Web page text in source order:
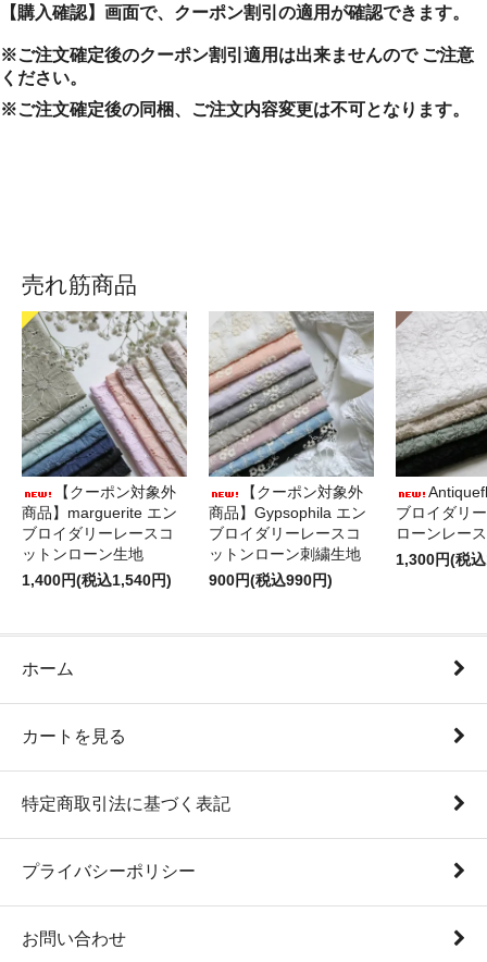
【購入確認】画面で、クーポン割引の適用が確認できます。
※ご注文確定後のクーポン割引適用は出来ませんので ご注意
ください。
※ご注文確定後の同梱、ご注文内容変更は不可となります。
売れ筋商品
【クーポン対象外
商品】marguerite エン
ブロイダリーレースコ
ットンローン生地
1,400円(税込1,540円)
【クーポン対象外
商品】Gypsophila エン
ブロイダリーレースコ
ットンローン刺繍生地
900円(税込990円)
ブロイダリ
ローンレー
1,300円(税
ホーム
カートを見る
特定商取引法に基づく表記
プライバシーポリシー
お問い合わせ